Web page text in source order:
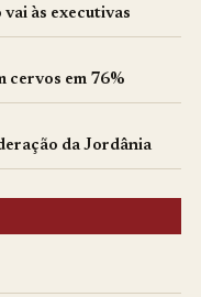
às executivas
cervos em 76%
da Jordânia